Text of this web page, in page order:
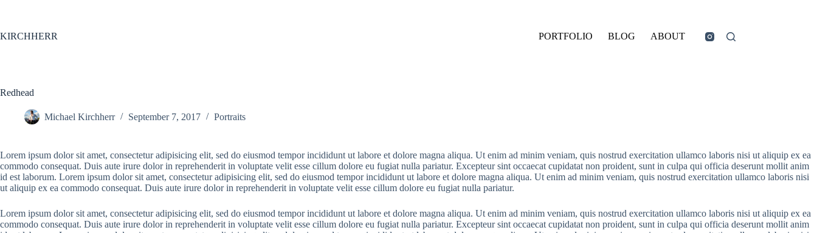
KIRCHHERR PORTFOLIO BLOG ABOUT
Redhead
Michael Kirchherr September 7, 2017 Portraits
Lorem ipsum dolor sit amet, consectetur adipisicing elit, sed do eiusmod tempor incididunt ut labore et dolore magna aliqua. Ut enim ad minim veniam, quis nostrud exercitation ullamco laboris nisi ut aliquip ex ea
commodo consequat. Duis aute irure dolor in reprehenderit in voluptate velit esse cillum dolore eu fugiat nulla pariatur. Excepteur sint occaecat cupidatat non proident, sunt in culpa qui officia deserunt mollit anim
id est laborum. Lorem ipsum dolor sit amet, consectetur adipisicing elit, sed do eiusmod tempor incididunt ut labore et dolore magna aliqua. Ut enim ad minim veniam, quis nostrud exercitation ullamco laboris nisi
ut aliquip ex ea commodo consequat. Duis aute irure dolor in reprehenderit in voluptate velit esse cillum dolore eu fugiat nulla pariatur.
Lorem ipsum dolor sit amet, consectetur adipisicing elit, sed do eiusmod tempor incididunt ut labore et dolore magna aliqua. Ut enim ad minim veniam, quis nostrud exercitation ullamco laboris nisi ut aliquip ex ea
commodo consequat. Duis aute irure dolor in reprehenderit in voluptate velit esse cillum dolore eu fugiat nulla pariatur. Excepteur sint occaecat cupidatat non proident, sunt in culpa qui officia deserunt mollit anim